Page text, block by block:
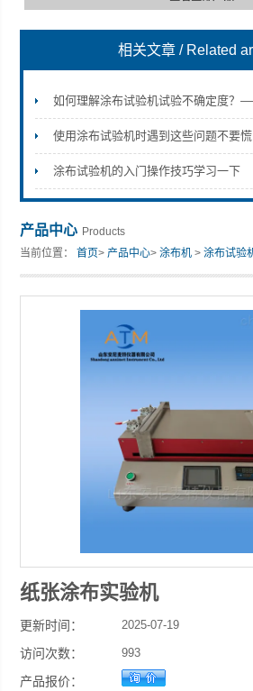
山东安尼麦特仪器有限公司
相关文章 / Related
如何理解涂布试验机试验不确定度？
使用涂布试验机时遇到这些问题不要慌
涂布试验机的入门操作技巧学习一下
产品中心 Products
当前位置：首页>产品中心>涂布机 >涂布试验
纸张涂布实验机
更新时间： 2025-07-19
访问次数： 993
产品报价：